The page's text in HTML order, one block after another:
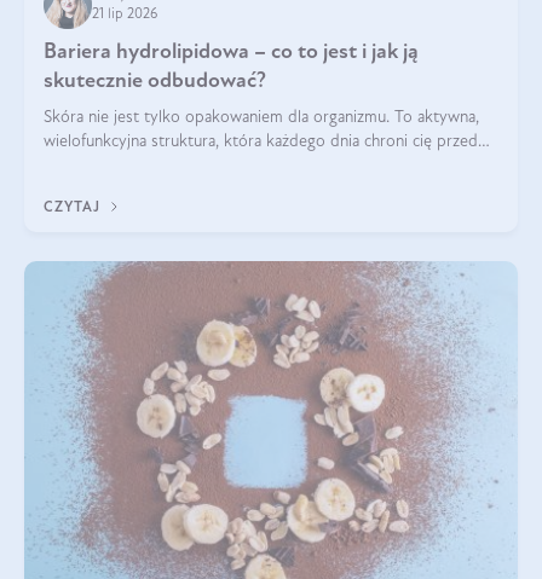
21 lip 2026
Bariera hydrolipidowa – co to jest i jak ją
skutecznie odbudować?
Skóra nie jest tylko opakowaniem dla organizmu. To aktywna,
wielofunkcyjna struktura, która każdego dnia chroni cię przed
bariera hydrolipidowa.
CZYTAJ